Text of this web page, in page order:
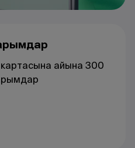
картасына айына 300